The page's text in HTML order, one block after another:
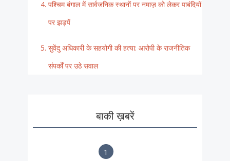
पश्चिम बंगाल में सार्वजनिक स्थानों पर नमाज़ को लेकर पाबंदियों
पर झड़पें
सुवेंदु अधिकारी के सहयोगी की हत्या: आरोपी के राजनीतिक
संपर्कों पर उठे सवाल
बाकी ख़बरें
1